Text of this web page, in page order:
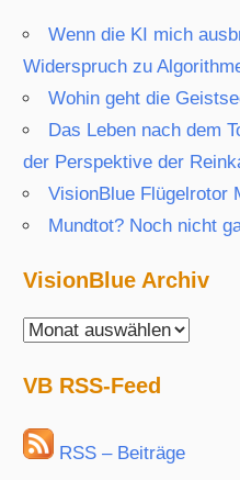
Wenn die KI mich
Widerspruch zu
Wohin geht die
Das Leben nach dem
der Perspektive der
VisionBlue Flügelrotor
Mundtot? Noch nicht
VisionBlue Archiv
VisionBlue
VB RSS-Feed
RSS – Beiträge